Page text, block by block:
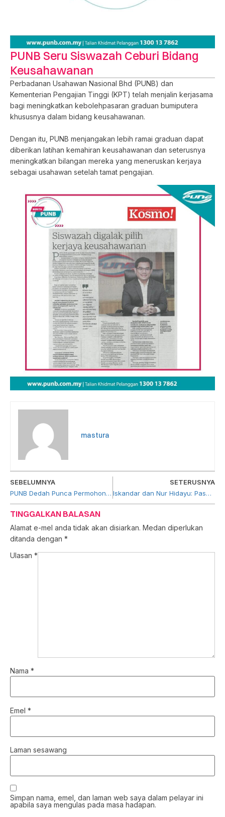
PUNB Seru Siswazah Ceburi Bidang
Keusahawanan
Perbadanan Usahawan Nasional Bhd (PUNB) dan
Kementerian Pengajian Tinggi (KPT) telah menjalin kerjasama
bagi meningkatkan kebolehpasaran graduan bumiputera
khususnya dalam bidang keusahawanan.
Dengan itu, PUNB menjangakan lebih ramai graduan dapat
diberikan latihan kemahiran keusahawanan dan seterusnya
meningkatkan bilangan mereka yang meneruskan kerjaya
sebagai usahawan setelah tamat pengajian.
mastura
SEBELUMNYA
PUNB Dedah Punca Permohonan Ditolak
SETERUSNYA
Iskandar dan Nur Hidayu: Pasangan Gigih di Sebalik Kejayaan Shawlpublika
TINGGALKAN BALASAN
Alamat e-mel anda tidak akan disiarkan. Medan diperlukan
ditanda dengan *
Ulasan *
Nama *
Emel *
Laman sesawang
Simpan nama, emel, dan laman web saya dalam pelayar ini
apabila saya mengulas pada masa hadapan.